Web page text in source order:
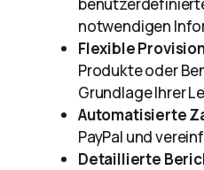
notwendigen
Flexible
Produkte oder
Grundlage Ihrer
Automatisierte
PayPal und
Detaillierte